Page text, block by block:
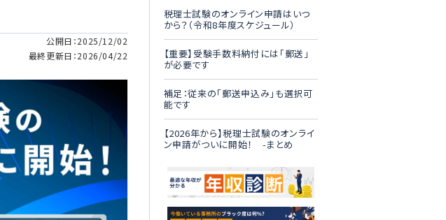
税理士試験のオンライン申請はいつ
から？（令和8年度スケジュール）
【重要】受験手数料納付には「郵送」
が必要です
補足：従来の「郵送申込み」も選択可
能です
【2026年から】税理士試験のオンライ
ン申請がついに開始！ -まとめ
公開日：2025/12/02
最終更新日：2026/04/22